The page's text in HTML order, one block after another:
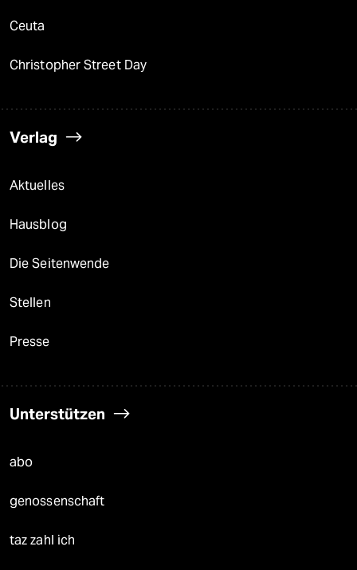
Ceuta
Christopher Street Day
Verlag
Aktuelles
Hausblog
Die Seitenwende
Stellen
Presse
Unterstützen
abo
genossenschaft
taz zahl ich